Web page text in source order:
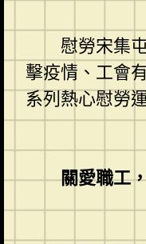
慰勞宋集屯
擊疫情、工會
系列熱心慰勞
關愛職工